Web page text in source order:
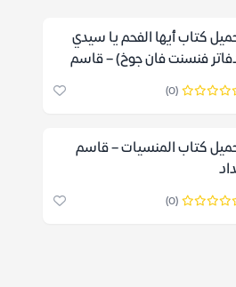
كتاب أيها الفحم يا سيدي
فنسنت فان جوخ) – قاسم
(0)
كتاب المنسيات – قاسم
(0)